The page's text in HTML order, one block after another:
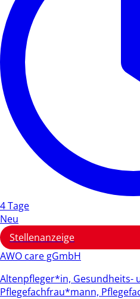
4 Tage
Neu
Stellenanzeige
AWO care gGmbH
Altenpfleger*in, Gesundheits-
Pflegefachfrau*mann,